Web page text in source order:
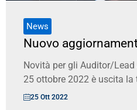
News
Nuovo
Novità per gli Auditor/Lead
25 ottobre 2022 è uscita la
25 Ott 2022